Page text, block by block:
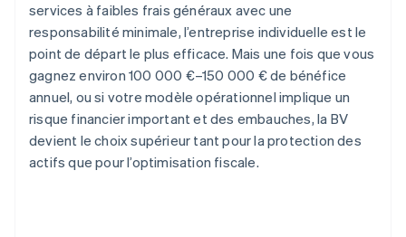
services à faibles frais généraux avec une
responsabilité minimale, l’entreprise individuelle est le
point de départ le plus efficace. Mais une fois que vous
gagnez environ 100 000 €–150 000 € de bénéfice
annuel, ou si votre modèle opérationnel implique un
risque financier important et des embauches, la BV
devient le choix supérieur tant pour la protection des
actifs que pour l’optimisation fiscale.